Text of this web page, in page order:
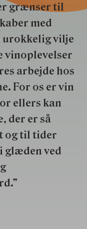
grænser til
med
urokkelig vilje
vinoplevelser
arbejde hos
For os er vin
ellers kan
der er så
og til tider
glæden ved